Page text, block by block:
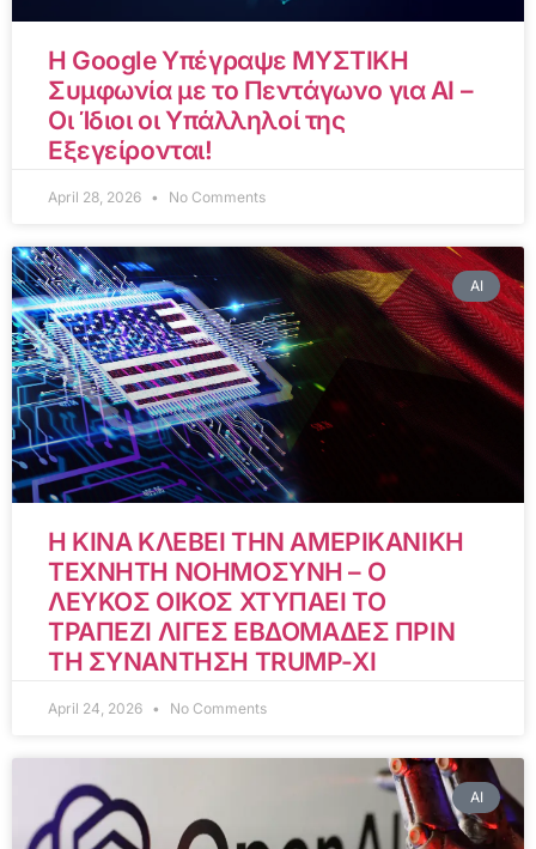
Η Google Υπέγραψε ΜΥΣΤΙΚΗ
Συμφωνία με το Πεντάγωνο για AI –
Οι Ίδιοι οι Υπάλληλοί της
Εξεγείρονται!
April 28, 2026 No Comments
AI
Η ΚΙΝΑ ΚΛΕΒΕΙ ΤΗΝ ΑΜΕΡΙΚΑΝΙΚΗ
ΤΕΧΝΗΤΗ ΝΟΗΜΟΣΥΝΗ – Ο
ΛΕΥΚΟΣ ΟΙΚΟΣ ΧΤΥΠΑΕΙ ΤΟ
ΤΡΑΠΕΖΙ ΛΙΓΕΣ ΕΒΔΟΜΑΔΕΣ ΠΡΙΝ
ΤΗ ΣΥΝΑΝΤΗΣΗ TRUMP-XI
April 24, 2026 No Comments
AI